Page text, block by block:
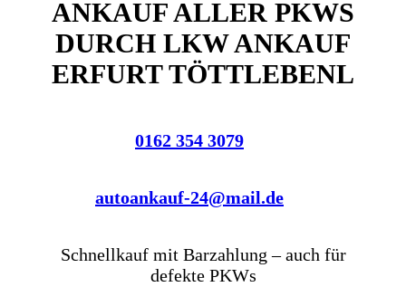
ANKAUF ALLER PKWS
DURCH LKW ANKAUF
ERFURT TÖTTLEBENL
0162 354 3079
autoankauf-24@mail.de
Schnellkauf mit Barzahlung – auch für
defekte PKWs